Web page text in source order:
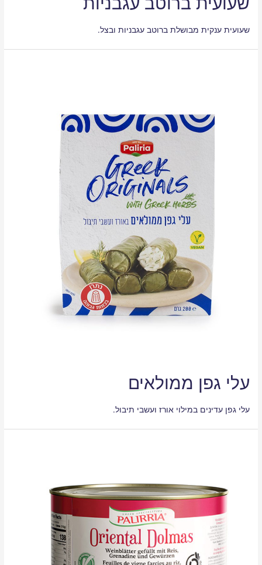
שעועית ענקית מבושלת ברוטב עגבניות ובצל.
עלי גפן ממולאים
עלי גפן עדינים במילוי אורז ועשבי תיבול.